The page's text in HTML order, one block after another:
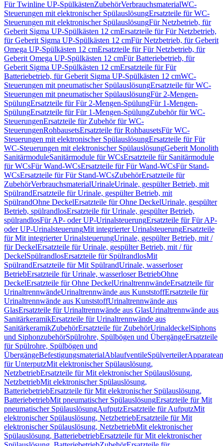
Für Twinline UP-SpülkästenZubehörVerbrauchsmaterialWC-
Steuerungen mit elektronischer SpülauslösungErsatzteile für WC-
Steuerungen mit elektronischer SpülauslösungFür Netzbetrieb, für
Geberit Sigma UP-Spülkästen 12 cmErsatzteile für Für Netzbetrieb,
für Geberit Sigma UP-Spülkästen 12 cmFür Netzbetrieb, für Geberit
Omega UP-Spülkästen 12 cmErsatzteile für Für Netzbetrieb, für
Geberit Omega UP-Spülkästen 12 cmFür Batteriebetrieb, für
Geberit Sigma UP-Spülkästen 12 cmErsatzteile für Für
Batteriebetrieb, für Geberit Sigma UP-Spülkästen 12 cmWC-
Steuerungen mit pneumatischer SpülauslösungErsatzteile für WC-
Steuerungen mit pneumatischer SpülauslösungFür 2-Mengen-
SpülungErsatzteile für Für 2-Mengen-SpülungFür 1-Mengen-
SpülungErsatzteile für Für 1-Mengen-SpülungZubehör für WC-
SteuerungenErsatzteile für Zubehör für WC-
SteuerungenRohbausetsErsatzteile für RohbausetsFür WC-
Steuerungen mit elektronischer SpülauslösungErsatzteile für Für
WC-Steuerungen mit elektronischer SpülauslösungGeberit Monolith
SanitärmoduleSanitärmodule für WCsErsatzteile für Sanitärmodule
für WCsFür Wand-WCsErsatzteile für Für Wand-WCsFür Stand-
WCsErsatzteile für Für Stand-WCsZubehörErsatzteile für
ZubehörVerbrauchsmaterialUrinaleUrinale, gespülter Betrieb, mit
SpülrandErsatzteile für Urinale, gespülter Betrieb, mit
SpülrandOhne DeckelErsatzteile für Ohne DeckelUrinale, gespülter
Betrieb, spülrandlosErsatzteile für Urinale, gespülter Betrieb,
spülrandlosFür AP- oder UP-UrinalsteuerungErsatzteile für Für AP-
oder UP-UrinalsteuerungMit integrierter UrinalsteuerungErsatzteile
für Mit integrierter UrinalsteuerungUrinale, gespülter Betrieb, mit /
für DeckelErsatzteile für Urinale, gespülter Betrieb, mit / für
DeckelSpülrandlosErsatzteile für SpülrandlosMit
SpülrandErsatzteile für Mit SpülrandUrinale, wasserloser
BetriebErsatzteile für Urinale, wasserloser BetriebOhne
DeckelErsatzteile für Ohne DeckelUrinaltrennwändeErsatzteile für
UrinaltrennwändeUrinaltrennwände aus KunststoffErsatzteile für
Urinaltrennwände aus KunststoffUrinaltrennwände aus
GlasErsatzteile für Urinaltrennwände aus GlasUrinaltrennwände aus
SanitärkeramikErsatzteile für Urinaltrennwände aus
SanitärkeramikZubehörErsatzteile für ZubehörUrinaldeckelSiphons
und SiphonzubehörSpülrohre, Spülbögen und ÜbergängeErsatzteile
für Spülrohre, Spülbögen und
ÜbergängeBefestigungsmaterialAblaufventileSpülverteiler
für UnterputzMit elektronischer Spülauslösung,
NetzbetriebErsatzteile für Mit elektronischer Spülauslösung,
NetzbetriebMit elektronischer Spülauslösung,
BatteriebetriebErsatzteile für Mit elektronischer Spülauslösung,
BatteriebetriebMit pneumatischer SpülauslösungErsatzteile für Mit
pneumatischer SpülauslösungAufputzErsatzteile für AufputzMit
elektronischer Spülauslösung, NetzbetriebErsatzteile für Mit
elektronischer Spülauslösung, NetzbetriebMit elektronischer
Spülauslösung, BatteriebetriebErsatzteile für Mit elektronischer